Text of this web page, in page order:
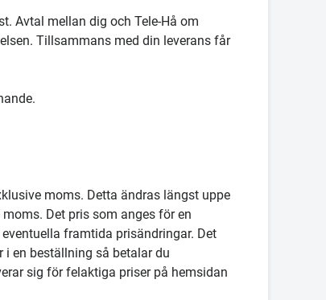
Avtal mellan dig och Tele-Hå om
Tillsammans med din leverans får
moms. Detta ändras längst uppe
Det pris som anges för en
framtida prisändringar. Det
i en beställning så betalar du
sig för felaktiga priser på hemsidan